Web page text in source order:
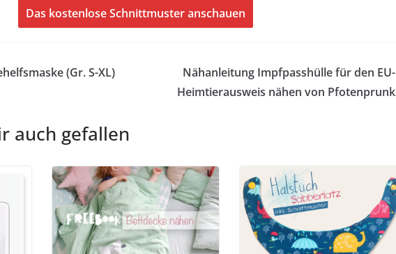
Das kostenlose Schnittmuster anschauen
(Gr. S-XL)
Nähanleitung Impfpasshülle für den EU-
Heimtierausweis nähen von Pfotenprunk
auch gefallen